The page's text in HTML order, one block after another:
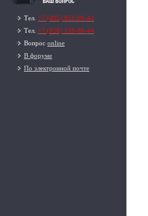
Тел. +7 (495) 951-99-44
Тел. +7 (926) 159-99-44
Вопрос online
В форуме
По электронной почте